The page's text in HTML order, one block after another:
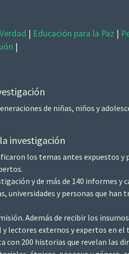
| Educación para la Paz |
|
de niñas, niños y
investigación
los temas antes expuestos
y de más de 140 informes y
universidades y personas que
Además de recibir los
lectores externos y expertos en el
200 historias que revelan las